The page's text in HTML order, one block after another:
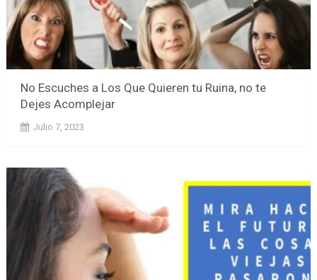
No Escuches a Los Que Quieren tu Ruina, no te
Dejes Acomplejar
Julio 7, 2023